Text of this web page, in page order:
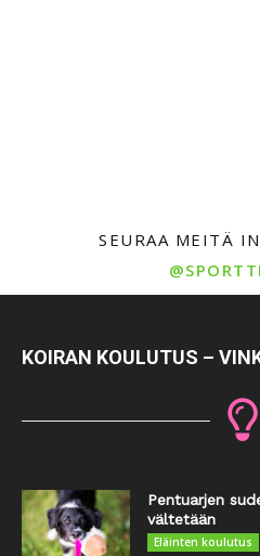
SEURAA MEITÄ
KOIRAN KOULUTUS –
Pentuarjen
vältetään
Eläinten koulutus